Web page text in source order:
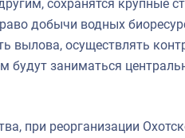
сохранятся крупные
добычи водных
вылова, осуществлять
будут заниматься
при реорганизации